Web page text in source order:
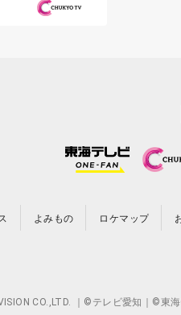
よみもの ロケマップ
CO.,LTD. ｜©テレビ愛知｜©東